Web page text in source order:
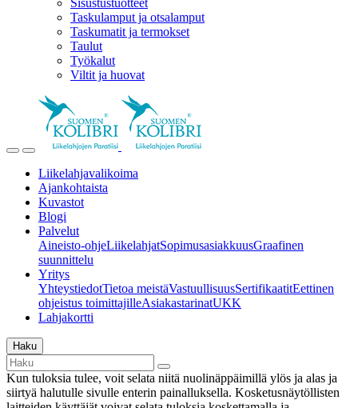
Sisustustuotteet
Taskulamput ja otsalamput
Taskumatit ja termokset
Taulut
Työkalut
Viltit ja huovat
Liikelahjavalikoima
Ajankohtaista
Kuvastot
Blogi
Palvelut
Aineisto-ohjeLiikelahjatSopimusasiakkuusGraafinen
suunnittelu
Yritys
YhteystiedotTietoa meistäVastuullisuusSertifikaatitEettinen
ohjeistus toimittajilleAsiakastarinatUKK
Lahjakortti
Haku
Kun tuloksia tulee, voit selata niitä nuolinäppäimillä ylös ja alas ja
siirtyä halutulle sivulle enterin painalluksella. Kosketusnäytöllisten